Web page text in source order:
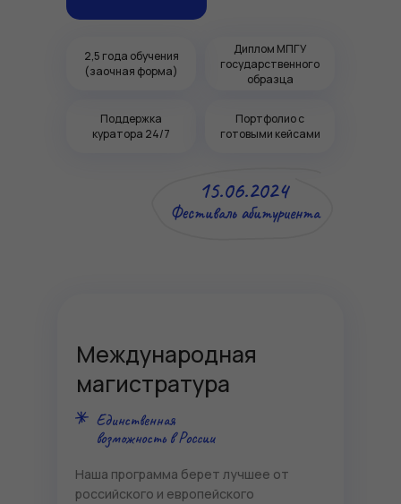
Поддержка
куратора 24/7
Портфолио с
готовыми кейсами
15.06.2024
Диплом МПГУ
государственного
образца
2,5 года обучения
(заочная форма)
Фестиваль абитуриента
Международная
магистратура
Наша программа берет лучшее от
российского и европейского
Единственная
возможность в России